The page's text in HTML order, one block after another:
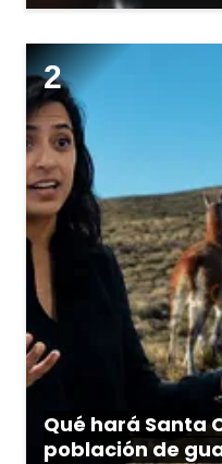
Qué hará Santa
población de